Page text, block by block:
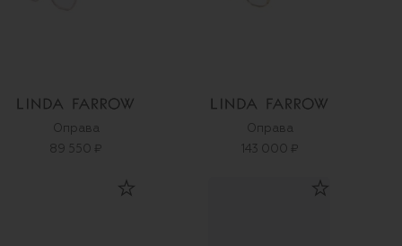
Оправа
89 550 ₽
Оправа
143 000 ₽